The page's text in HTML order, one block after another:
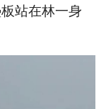
站在林一身